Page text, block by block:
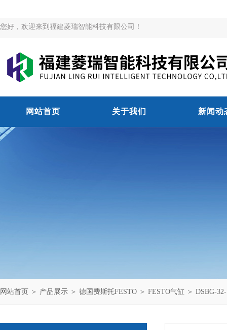
您好，欢迎来到福建菱瑞智能科技有限公司！
网站首页 关于我们 新闻动
网站首页 ＞ 产品展示 ＞ 德国费斯托FESTO ＞ FESTO气缸 ＞ DSBG-